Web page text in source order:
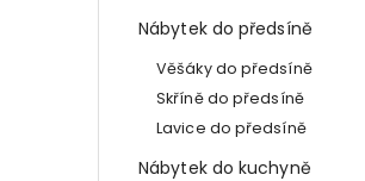
Nábytek do předsíně
Věšáky do předsíně
Skříně do předsíně
Lavice do předsíně
Nábytek do kuchyně